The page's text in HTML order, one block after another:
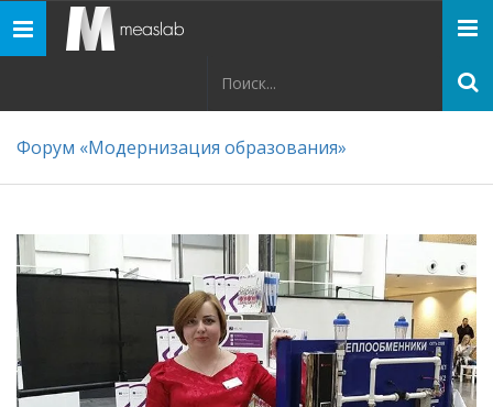
Панель
навигации
Форум «Модернизация образования»